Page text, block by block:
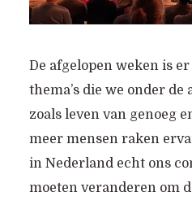
De afgelopen weken is
thema’s die we onder de
zoals leven van genoeg
meer mensen raken
in Nederland echt ons
moeten veranderen om